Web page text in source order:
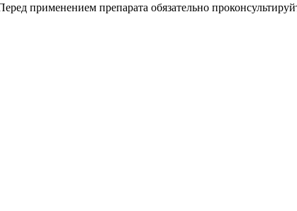
применением препарата обязательно